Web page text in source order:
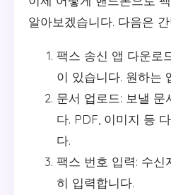
알아보겠습니다. 다음은
팩스 송신 앱 다운로
이 있습니다. 원하는
문서 업로드: 보낼 문
다. PDF, 이미지 등
다.
팩스 번호 입력: 수
히 입력합니다.